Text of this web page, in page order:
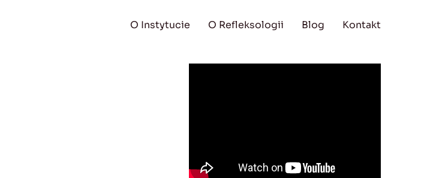
O Instytucie O Refleksologii Blog Kontakt